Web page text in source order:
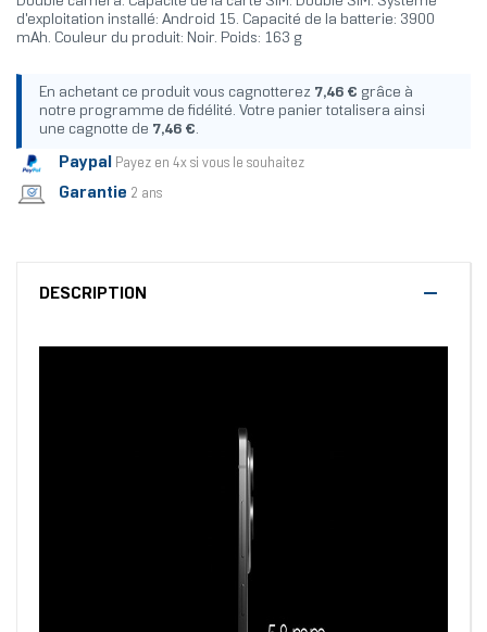
d'exploitation installé: Android 15. Capacité de la batterie: 3900
mAh. Couleur du produit: Noir. Poids: 163 g
En achetant ce produit vous cagnotterez 7,46 € grâce à
notre programme de fidélité. Votre panier totalisera ainsi
une cagnotte de 7,46 €
Paypal Payez en 4x si vous le souhaitez
Garantie 2 ans
DESCRIPTION